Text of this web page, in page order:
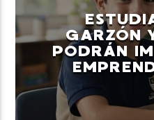
GARZÓN
PODRÁN